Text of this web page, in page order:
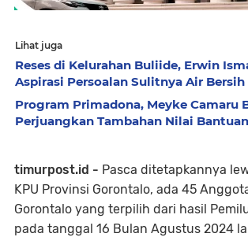
Lihat juga
Reses di Kelurahan Buliide, Erwin
Aspirasi Persoalan Sulitnya Air Bersih
Program Primadona, Meyke Camaru
Perjuangkan Tambahan Nilai
timurpost.id - Pasca ditetapkannya
KPU Provinsi Gorontalo, ada 45
Gorontalo yang terpilih dari hasil
pada tanggal 16 Bulan Agustus 2024